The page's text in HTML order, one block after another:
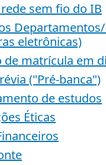
sem fio do IB
eletrônicas)
de matrícula em
("Pré-banca")
de estudos
Éticas